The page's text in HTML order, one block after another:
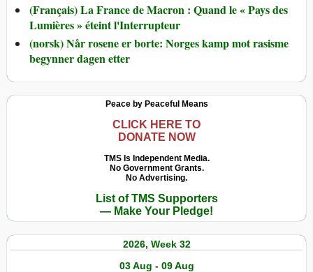
(Français) La France de Macron : Quand le « Pays des
Lumières » éteint l'Interrupteur
(norsk) Når rosene er borte: Norges kamp mot rasisme
begynner dagen etter
Peace by Peaceful Means
CLICK HERE TO
DONATE NOW
TMS Is Independent Media.
No Government Grants.
No Advertising.
List of TMS Supporters
— Make Your Pledge!
2026, Week 32
03 Aug - 09 Aug